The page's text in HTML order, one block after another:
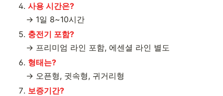
사용 시간은?
→ 1일 8~10시간
충전기 포함?
→ 프리미엄 라인 포함, 에센셜 라인 별도
형태는?
→ 오픈형, 귓속형, 귀거리형
보증기간?